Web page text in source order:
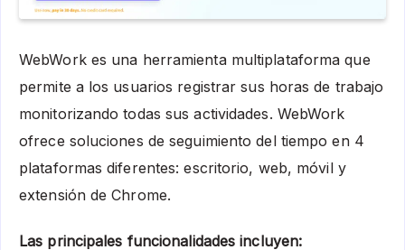
WebWork es una herramienta multiplataforma que
permite a los usuarios registrar sus horas de trabajo
monitorizando todas sus actividades. WebWork
ofrece soluciones de seguimiento del tiempo en 4
plataformas diferentes: escritorio, web, móvil y
extensión de Chrome.
Las principales funcionalidades incluyen: